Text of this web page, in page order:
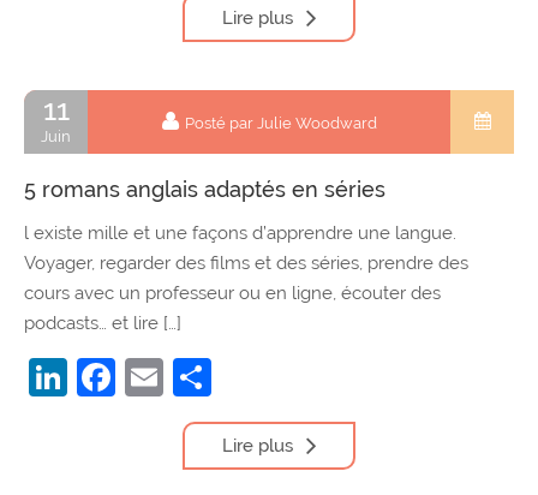
Lire plus
11
Juin
Posté par Julie Woodward
5 romans anglais adaptés en séries
l existe mille et une façons d’apprendre une langue.
Voyager, regarder des films et des séries, prendre des
cours avec un professeur ou en ligne, écouter des
podcasts… et lire […]
LinkedIn
Facebook
Email
Lire plus